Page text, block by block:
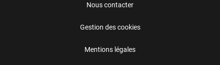
Nous contacter
Gestion des cookies
Mentions légales